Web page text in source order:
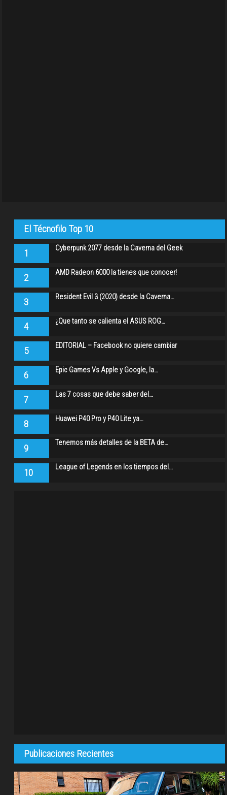
El Técnofilo Top 10
1 Cyberpunk 2077 desde la Caverna del Geek
2 AMD Radeon 6000 la tienes que conocer!
3 Resident Evil 3 (2020) desde la Caverna…
4 ¿Que tanto se calienta el ASUS ROG…
5 EDITORIAL – Facebook no quiere cambiar
6 Epic Games Vs Apple y Google, la…
7 Las 7 cosas que debe saber del…
8 Huawei P40 Pro y P40 Lite ya…
9 Tenemos más detalles de la BETA de…
10 League of Legends en los tiempos del…
Publicaciones Recientes